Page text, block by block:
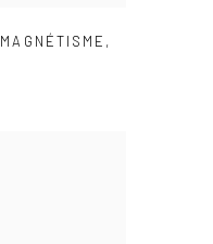
MAGNÉTISME ,